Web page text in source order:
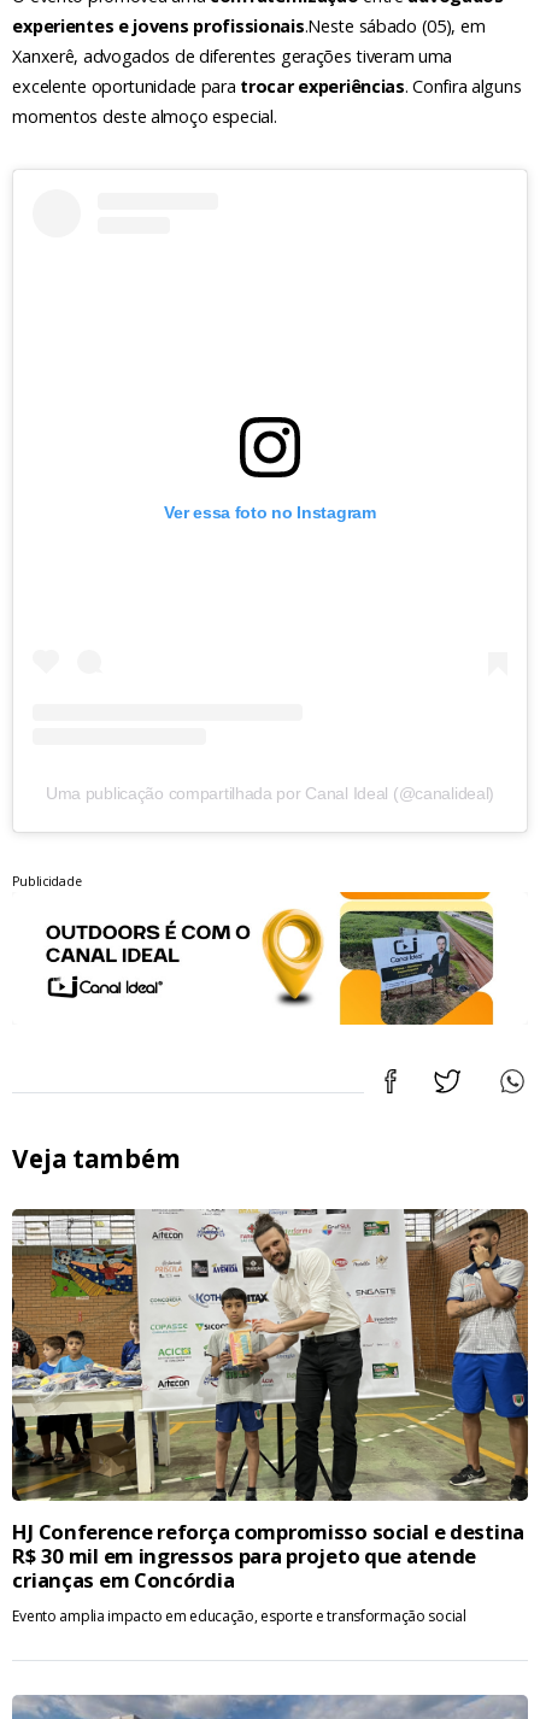
experientes e jovens profissionais.Neste sábado (05), em
Xanxerê, advogados de diferentes gerações tiveram uma
excelente oportunidade para trocar experiências. Confira alguns
momentos deste almoço especial.
Ver essa foto no Instagram
Uma publicação compartilhada por Canal Ideal (@canalideal)
Publicidade
Veja também
HJ Conference reforça compromisso social e destina
R$ 30 mil em ingressos para projeto que atende
crianças em Concórdia
Evento amplia impacto em educação, esporte e transformação social